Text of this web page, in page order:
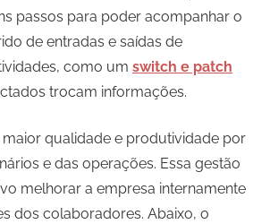
passos para poder acompanhar o
de entradas e saídas de
como um switch e patch
trocam informações.
qualidade e produtividade por
e das operações. Essa gestão
melhorar a empresa internamente
dos colaboradores. Abaixo, o